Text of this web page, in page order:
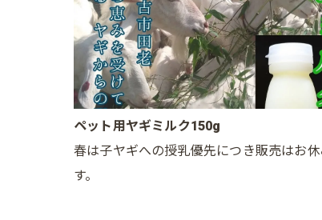
ペット用ヤギミルク150g
春は子ヤギへの授乳優先につき販売はお休
す。